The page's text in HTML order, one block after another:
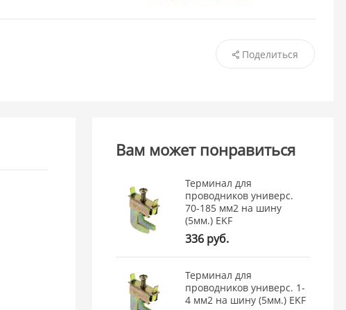
Поделиться
Вам может понравиться
Терминал для
проводников универс.
70-185 мм2 на шину
(5мм.) EKF
336 руб.
Терминал для
проводников универс. 1-
4 мм2 на шину (5мм.) EKF